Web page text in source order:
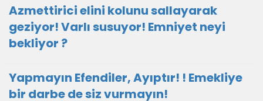
Azmettirici elini kolunu sallayarak
geziyor! Varlı susuyor! Emniyet neyi
bekliyor ?
Yapmayın Efendiler, Ayıptır! ! Emekliye
bir darbe de siz vurmayın!